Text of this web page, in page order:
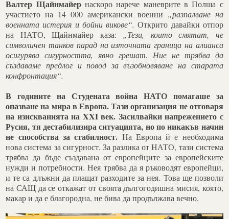
Валтер Щайнмайернаскоро нарече маневрите в Полша с
участието на 14 000 американски военни „разпалване на
военната истерия и бойни викове“. Открито давайки отпор
на НАТО, Щайнмайер каза: „Тези, които смятат, че
символичен танков парад на източната граница на алианса
осигурява сигурността, явно грешат. Ние не трябва да
създаваме предлог и повод за възобновяване на старата
конфронтация“.
В годините на Студената война НАТО помагаше за
опазване на мира в Европа. Тази организация не отговаря
на изискванията на XXI век. Засилвайки напрежението с
Русия, тя дестабилизира ситуацията, но по никакъв начин
не способства за стабилност. На Европа й е необходима
нова система за сигурност. За разлика от НАТО, тази система
трябва да бъде създавана от европейците за европейските
нужди и потребности. Нея трябва да я ръководят европейци,
и те са длъжни да плащат разходите за нея. Това ще позволи
на САЩ да се откажат от своята дългогодишна мисия, която,
макар и да е благородна, не бива да продължава вечно.